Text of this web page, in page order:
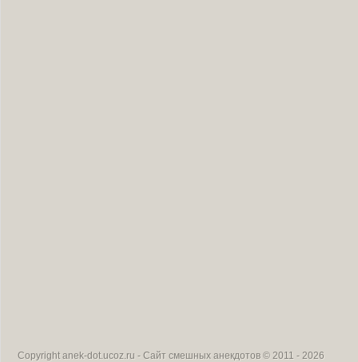
Copyrightanek-dot.ucoz.ru - Сайт смешных анекдотов © 2011 - 2026